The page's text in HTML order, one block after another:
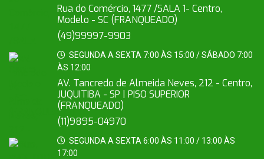
Rua do Comércio, 1477 /SALA 1- Centro,
Modelo - SC (FRANQUEADO)
(49)99997-9903
SEGUNDA A SEXTA 7:00 ÀS 15:00 / SÁBADO 7:00
ÀS 12:00
AV. Tancredo de Almeida Neves, 212 - Centro,
JUQUITIBA - SP | PISO SUPERIOR
(FRANQUEADO)
(11)9895-04970
SEGUNDA A SEXTA 6:00 ÀS 11:00 / 13:00 ÀS
17:00